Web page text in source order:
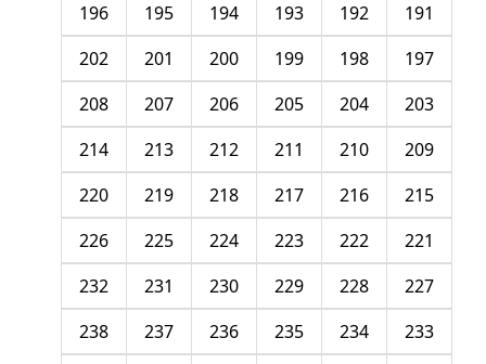
191
192
193
194
195
196
197
198
199
200
201
202
203
204
205
206
207
208
209
210
211
212
213
214
215
216
217
218
219
220
221
222
223
224
225
226
227
228
229
230
231
232
233
234
235
236
237
238